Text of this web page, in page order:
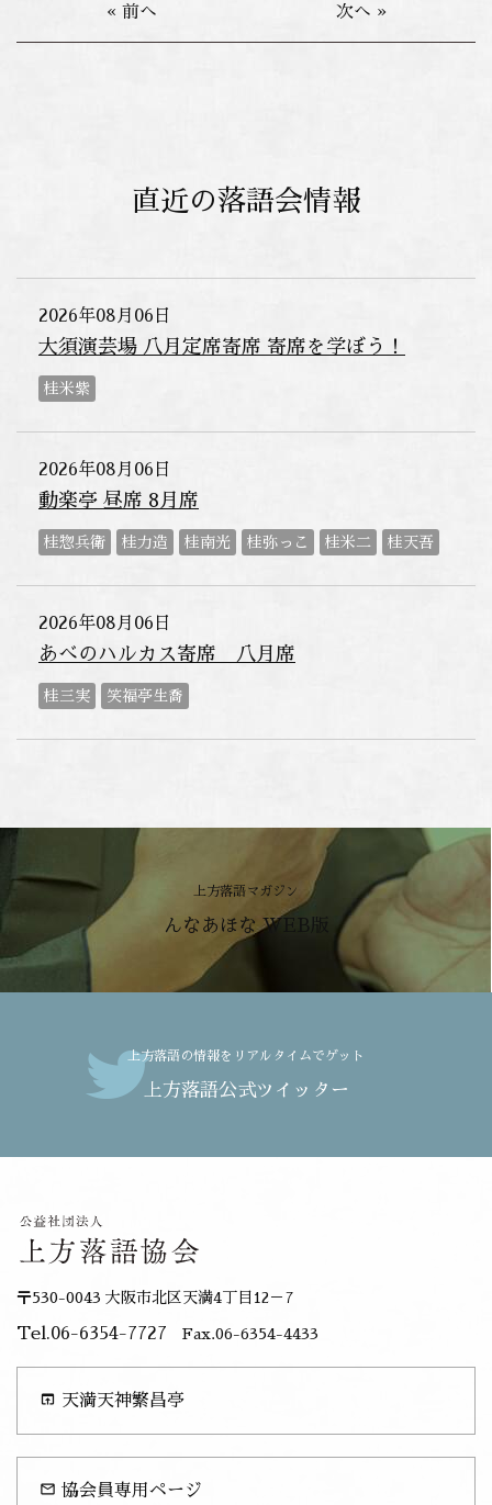
« 前へ 次へ »
直近の落語会情報
2026年08月06日
大須演芸場 八月定席寄席 寄席を学ぼう！
桂米紫
2026年08月06日
動楽亭 昼席 8月席
桂惣兵衛 桂力造 桂南光 桂弥っこ 桂米二 桂天吾
2026年08月06日
あべのハルカス寄席 八月席
桂三実 笑福亭生喬
上方落語マガジン
んなあほな WEB版
上方落語の情報をリアルタイムでゲット
上方落語公式ツイッター
〒530-0043 大阪市北区天満4丁目12－7
Tel.06-6354-7727 Fax.06-6354-4433
open_in_browser 天満天神繁昌亭
mail_outline 協会員専用ページ